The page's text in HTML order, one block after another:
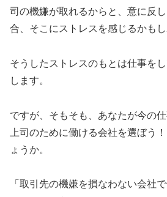
司の機嫌が取れるからと、意に反
合、そこにストレスを感じるかもし
そうしたストレスのもとは仕事を
します。
ですが、そもそも、あなたが今の
上司のために働ける会社を選ぼう
ょうか。
「取引先の機嫌を損なわない会社